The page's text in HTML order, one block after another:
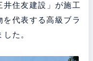
住友建設」が施工
代表する高級ブラ
た。